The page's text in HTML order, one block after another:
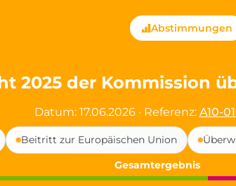
Directly
political party in Germany
since 2024
PdF co-founder
youngest mayor at 19 years old
Abstimmungen
2025 der Kommission
Datum: 17.06.2026 · Referenz: A10-
Beitritt zur Europäischen Union
Gesamtergebnis